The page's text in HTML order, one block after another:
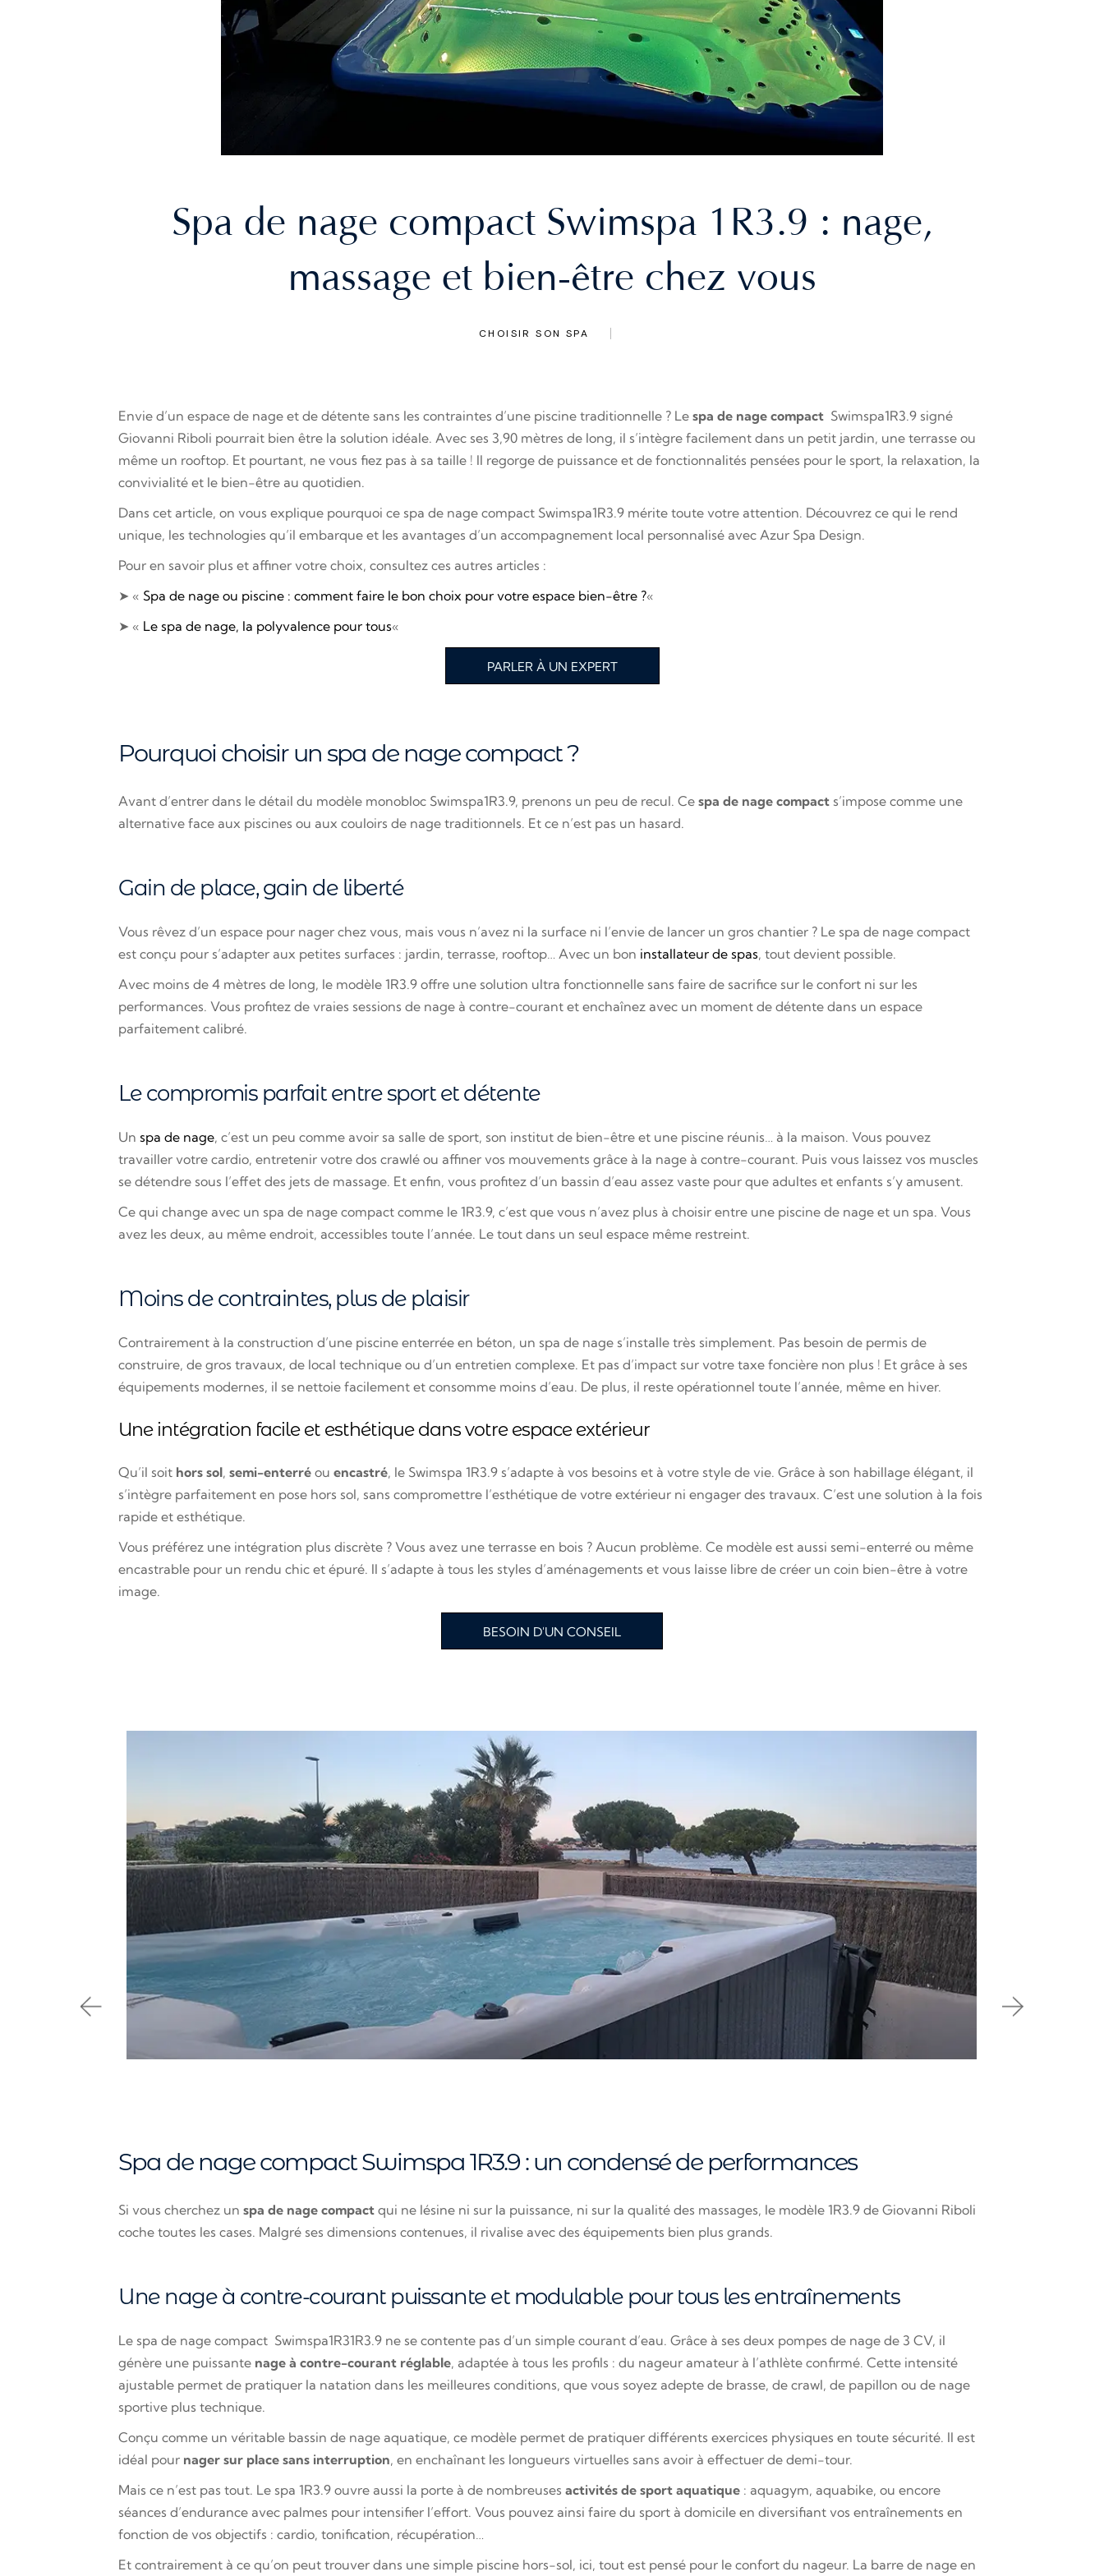
PAR NOMBRE DE PLACES
Spa 4 places
Spa 4 places
Spa 5 places
Spa 6 places et +
Spa de nage compact Swimspa 1R3.9 : nage,
massage et bien-être chez vous
CHOISIR SON SPA
Envie d’un espace de nage et de détente sans les contraintes d’une piscine traditionnelle ? Lespa de nage compact Swimspa1R3.9 signé
Giovanni Riboli pourrait bien être la solution idéale. Avec ses 3,90 mètres de long, il s’intègre facilement dans un petit jardin, une terrasse ou
même un rooftop. Et pourtant, ne vous fiez pas à sa taille ! Il regorge de puissance et de fonctionnalités pensées pour le sport, la relaxation, la
convivialité et le bien-être au quotidien.
Dans cet article, on vous explique pourquoi ce spa de nage compact Swimspa1R3.9 mérite toute votre attention. Découvrez ce qui le rend
unique, les technologies qu’il embarque et les avantages d’un accompagnement local personnalisé avec Azur Spa Design.
Pour en savoir plus et affiner votre choix, consultez ces autres articles :
➤ «Spa de nage ou piscine : comment faire le bon choix pour votre espace bien-être ?«
➤ « Le spa de nage, la polyvalence pour tous«
PARLER À UN EXPERT
Pourquoi choisir un spa de nage compact ?
Avant d’entrer dans le détail du modèle monobloc Swimspa1R3.9, prenons un peu de recul. Cespa de nage compact s’impose comme une
alternative face aux piscines ou aux couloirs de nage traditionnels. Et ce n’est pas un hasard.
Gain de place, gain de liberté
Vous rêvez d’un espace pour nager chez vous, mais vous n’avez ni la surface ni l’envie de lancer un gros chantier ? Le spa de nage compact
est conçu pour s’adapter aux petites surfaces : jardin, terrasse, rooftop… Avec un bon installateur de spas, tout devient possible.
Avec moins de 4 mètres de long, le modèle 1R3.9 offre une solution ultra fonctionnelle sans faire de sacrifice sur le confort ni sur les
performances. Vous profitez de vraies sessions de nage à contre-courant et enchaînez avec un moment de détente dans un espace
parfaitement calibré.
Le compromis parfait entre sport et détente
Unspa de nage, c’est un peu comme avoir sa salle de sport, son institut de bien-être et une piscine réunis… à la maison. Vous pouvez
travailler votre cardio, entretenir votre dos crawlé ou affiner vos mouvements grâce à la nage à contre-courant. Puis vous laissez vos muscles
se détendre sous l’effet des jets de massage. Et enfin, vous profitez d’un bassin d’eau assez vaste pour que adultes et enfants s’y amusent.
Ce qui change avec un spa de nage compact comme le 1R3.9, c’est que vous n’avez plus à choisir entre une piscine de nage et un spa. Vous
avez les deux, au même endroit, accessibles toute l’année. Le tout dans un seul espace même restreint.
Moins de contraintes, plus de plaisir
Contrairement à la construction d’une piscine enterrée en béton, un spa de nage s’installe très simplement. Pas besoin de permis de
construire, de gros travaux, de local technique ou d’un entretien complexe. Et pas d’impact sur votre taxe foncière non plus ! Et grâce à ses
équipements modernes, il se nettoie facilement et consomme moins d’eau. De plus, il reste opérationnel toute l’année, même en hiver.
Une intégration facile et esthétique dans votre espace extérieur
Qu’il soit hors sol,semi-enterré ouencastré, le Swimspa 1R3.9 s’adapte à vos besoins et à votre style de vie. Grâce à son habillage élégant, il
s’intègre parfaitement en pose hors sol, sans compromettre l’esthétique de votre extérieur ni engager des travaux. C’est une solution à la fois
rapide et esthétique.
Vous préférez une intégration plus discrète ? Vous avez une terrasse en bois ? Aucun problème. Ce modèle est aussi semi-enterré ou même
encastrable pour un rendu chic et épuré. Il s’adapte à tous les styles d’aménagements et vous laisse libre de créer un coin bien-être à votre
image.
BESOIN D'UN CONSEIL
Spa de nage compact Swimspa 1R3.9 : un condensé de performances
Si vous cherchez unspa de nage compact qui ne lésine ni sur la puissance, ni sur la qualité des massages, le modèle 1R3.9 de Giovanni Riboli
coche toutes les cases. Malgré ses dimensions contenues, il rivalise avec des équipements bien plus grands.
Une nage à contre-courant puissante et modulable pour tous les entraînements
Le spa de nage compact Swimspa1R31R3.9 ne se contente pas d’un simple courant d’eau. Grâce à ses deux pompes de nage de 3 CV, il
génère une puissante nage à contre-courant réglable, adaptée à tous les profils : du nageur amateur à l’athlète confirmé. Cette intensité
ajustable permet de pratiquer la natation dans les meilleures conditions, que vous soyez adepte de brasse, de crawl, de papillon ou de nage
sportive plus technique.
Conçu comme un véritable bassin de nage aquatique, ce modèle permet de pratiquer différents exercices physiques en toute sécurité. Il est
idéal pour nager sur place sans interruption, en enchaînant les longueurs virtuelles sans avoir à effectuer de demi-tour.
Mais ce n’est pas tout. Le spa 1R3.9 ouvre aussi la porte à de nombreusesactivités de sport aquatique : aquagym, aquabike, ou encore
séances d’endurance avec palmes pour intensifier l’effort. Vous pouvez ainsi faire du sport à domicile en diversifiant vos entraînements en
fonction de vos objectifs : cardio, tonification, récupération…
Et contrairement à ce qu’on peut trouver dans une simple piscine hors-sol, ici, tout est pensé pour le confort du nageur. La barre de nage en